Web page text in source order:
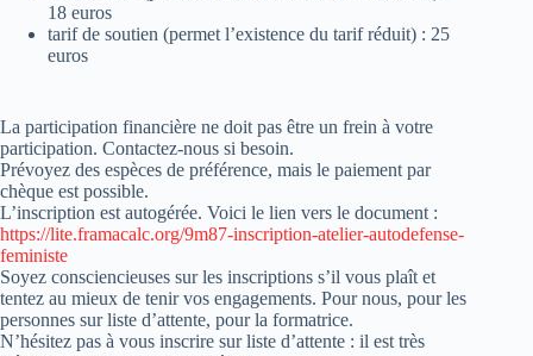
18 euros
tarif de soutien (permet l’existence du tarif réduit) : 25
euros
La participation financière ne doit pas être un frein à votre
participation. Contactez-nous si besoin.
Prévoyez des espèces de préférence, mais le paiement par
chèque est possible.
L’inscription est autogérée. Voici le lien vers le document :
https://lite.framacalc.org/9m87-inscription-atelier-autodefense-
feministe
Soyez consciencieuses sur les inscriptions s’il vous plaît et
tentez au mieux de tenir vos engagements. Pour nous, pour les
personnes sur liste d’attente, pour la formatrice.
N’hésitez pas à vous inscrire sur liste d’attente : il est très